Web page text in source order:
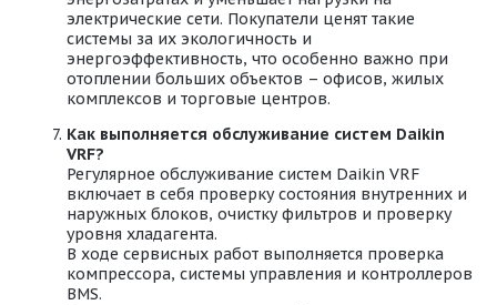
электрические сети. Покупатели ценят такие
системы за их экологичность и
энергоэффективность, что особенно важно при
отоплении больших объектов – офисов, жилых
комплексов и торговые центров.
Как выполняется обслуживание систем Daikin
VRF?
Регулярное обслуживание систем Daikin VRF
включает в себя проверку состояния внутренних и
наружных блоков, очистку фильтров и проверку
уровня хладагента.
В ходе сервисных работ выполняется проверка
компрессора, системы управления и контроллеров
BMS.